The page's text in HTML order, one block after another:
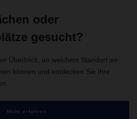
oder
gesucht?
Überblick, an welchem Standort wir
können und entdecken Sie Ihre
Mehr erfahren